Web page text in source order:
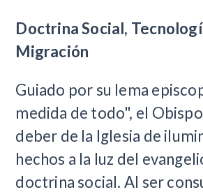
Doctrina Social,
Migración
Guiado por su lema
medida de todo", el
deber de la Iglesia de
hechos a la luz del
doctrina social. Al ser